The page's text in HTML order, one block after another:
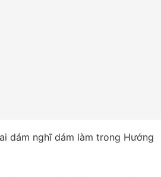
dám nghĩ dám làm trong Hướng